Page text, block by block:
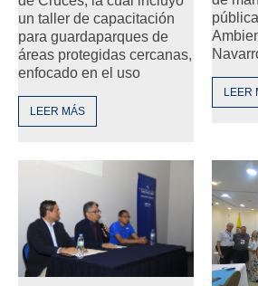
un taller de capacitación
para guardaparques de
áreas protegidas cercanas,
enfocado en el uso
LEER MÁS
LEER